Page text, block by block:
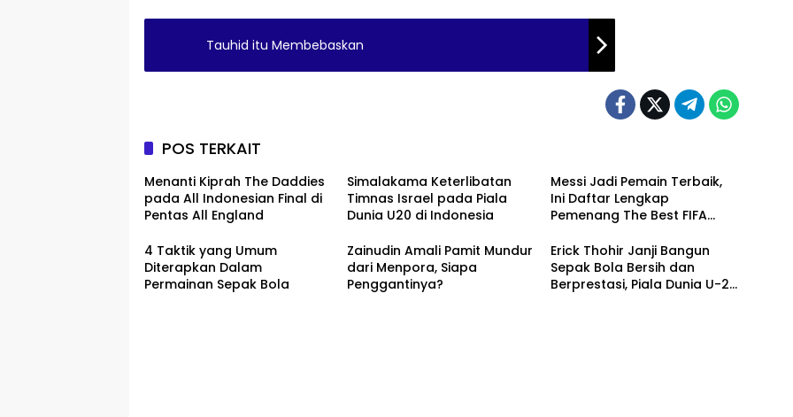
Tauhid itu Membebaskan
POS TERKAIT
Menanti Kiprah The Daddies
pada All Indonesian Final di
Pentas All England
Simalakama Keterlibatan
Timnas Israel pada Piala
Dunia U20 di Indonesia
Messi Jadi Pemain Terbaik,
Ini Daftar Lengkap
Pemenang The Best FIFA
4 Taktik yang Umum
Diterapkan Dalam
Permainan Sepak Bola
Zainudin Amali Pamit Mundur
dari Menpora, Siapa
Penggantinya?
Erick Thohir Janji Bangun
Sepak Bola Bersih dan
Berprestasi, Piala Dunia U-20